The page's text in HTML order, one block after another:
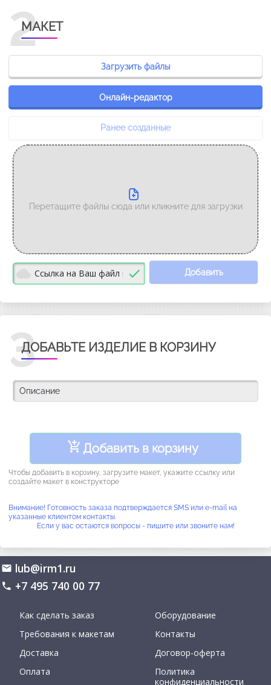
2
МАКЕТ
Загрузить файлы
Онлайн-редактор
Ранее созданные
Перетащите файлы сюда или кликните для загрузки
Добавить
3
ДОБАВЬТЕ ИЗДЕЛИЕ В КОРЗИНУ
Добавить в корзину
Чтобы добавить в корзину, загрузите макет, укажите ссылку или
создайте макет в конструкторе
Внимание! Готовность заказа подтверждается SMS или e-mail на
указанные клиентом контакты.
Если у вас остаются вопросы - пишите или звоните нам!
lub@irm1.ru
+7 495 740 00 77
Как сделать заказ
Требования к макетам
Доставка
Оплата
Оборудование
Контакты
Договор-оферта
Политика
конфиденциальности